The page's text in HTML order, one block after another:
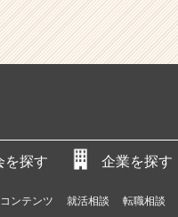
を探す 企業を探す
ンテンツ 就活相談 転職相談